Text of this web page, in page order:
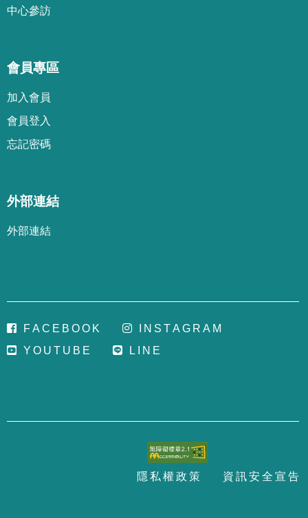
中心參訪
會員專區
加入會 員
會 員登入
忘記密碼
外部連結
外部連結
F AC E B OO K N S T AG R A M
Y O U T U B E L N E
隱私權 政 策 資 訊安全 宣 告